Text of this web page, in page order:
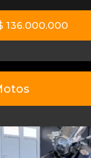
136.000.000